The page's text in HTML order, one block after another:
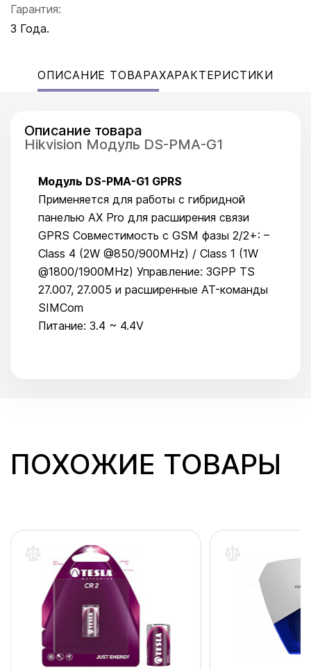
Гарантия:
3 Года.
ОПИСАНИЕ ТОВАРАХАРАКТЕРИСТИКИ
Описание товара
Hikvision Модуль DS-PMA-G1
Модуль DS-PMA-G1 GPRS
Применяется для работы с гибридной
панелью AX Pro для расширения связи
GPRS Совместимость с GSM фазы 2/2+: –
Class 4 (2W @850/900MHz) / Class 1 (1W
@1800/1900MHz) Управление: 3GPP TS
27.007, 27.005 и расширенные AT-команды
SIMCom
Питание: 3.4 ~ 4.4V
ПОХОЖИЕ ТОВАРЫ